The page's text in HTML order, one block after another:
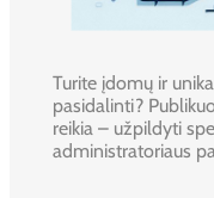
Turite įdomų ir
pasidalinti?
reikia – užpildyti
administratoriaus